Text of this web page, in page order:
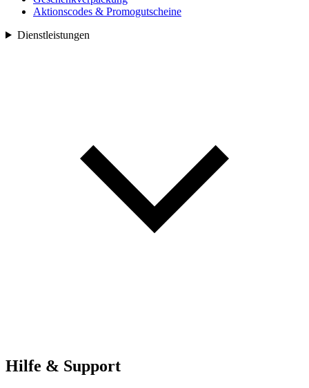
Aktionscodes & Promogutscheine
Dienstleistungen
Hilfe & Support